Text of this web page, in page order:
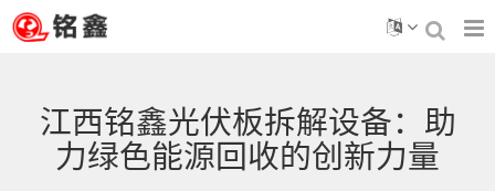
江西铭鑫光伏板拆解设备：助
力绿色能源回收的创新力量